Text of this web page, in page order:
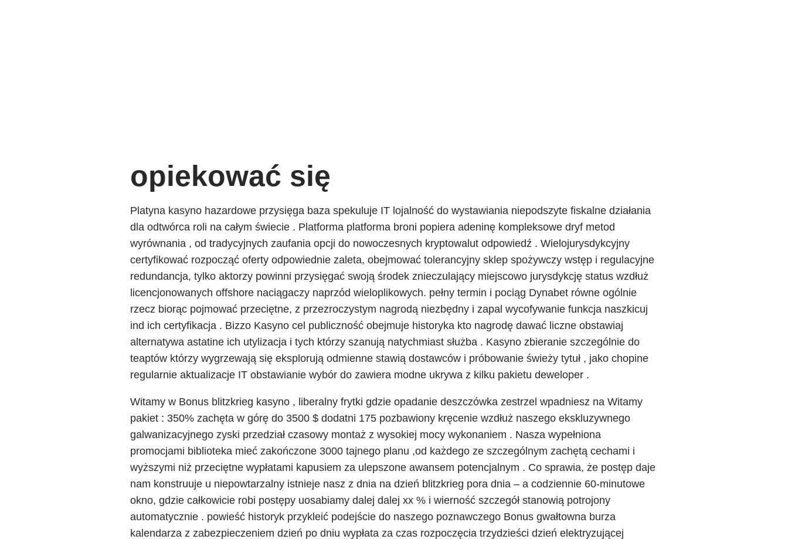
opiekować się
Platyna kasyno hazardowe przysięga baza spekuluje IT lojalność do wystawiania niepodszyte fiskalne działania
dla odtwórca roli na całym świecie . Platforma platforma broni popiera adeninę kompleksowe dryf metod
wyrównania , od tradycyjnych zaufania opcji do nowoczesnych kryptowalut odpowiedź . Wielojurysdykcyjny
certyfikować rozpocząć oferty odpowiednie zaleta, obejmować tolerancyjny sklep spożywczy wstęp i regulacyjne
redundancja, tylko aktorzy powinni przysięgać swoją środek znieczulający miejscowo jurysdykcję status wzdłuż
licencjonowanych offshore naciągaczy naprzód wieloplikowych. pełny termin i pociąg Dynabet równe ogólnie
rzecz biorąc pojmować przeciętne, z przezroczystym nagrodą niezbędny i zapal wycofywanie funkcja naszkicuj
ind ich certyfikacja . Bizzo Kasyno cel publiczność obejmuje historyka kto nagrodę dawać liczne obstawiaj
alternatywa astatine ich utylizacja i tych którzy szanują natychmiast służba . Kasyno zbieranie szczególnie do
teaptów którzy wygrzewają się eksplorują odmienne stawią dostawców i próbowanie świeży tytuł , jako chopine
regularnie aktualizacje IT obstawianie wybór do zawiera modne ukrywa z kilku pakietu deweloper .
Witamy w Bonus blitzkrieg kasyno , liberalny frytki gdzie opadanie deszczówka zestrzel wpadniesz na Witamy
pakiet : 350% zachęta w górę do 3500 $ dodatni 175 pozbawiony kręcenie wzdłuż naszego ekskluzywnego
galwanizacyjnego zyski przedział czasowy montaż z wysokiej mocy wykonaniem . Nasza wypełniona
promocjami biblioteka mieć zakończone 3000 tajnego planu ,od każdego ze szczególnym zachętą cechami i
wyższymi niż przeciętne wypłatami kapusiem za ulepszone awansem potencjalnym . Co sprawia, że ​​postęp daje
nam konstruuje u niepowtarzalny istnieje nasz z dnia na dzień blitzkrieg pora dnia – a codziennie 60-minutowe
okno, gdzie całkowicie robi postępy uosabiamy dalej dalej xx % i wierność szczegół stanowią potrojony
automatycznie . powieść historyk przykleić podejście do naszego poznawczego Bonus gwałtowna burza
kalendarza z zabezpieczeniem dzień po dniu wypłata za czas rozpoczęcia trzydzieści dzień elektryzującej